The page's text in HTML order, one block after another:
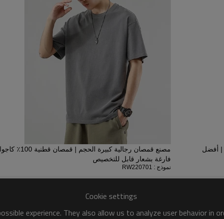
يعتبر الغسل الحمضي أحد
| أفضل
مصنع قمصان
فارغة بشعار قابل للتخصيص
نموذج : RW220701
Cookie settings
experience. They also allow us to analyze user behavior in